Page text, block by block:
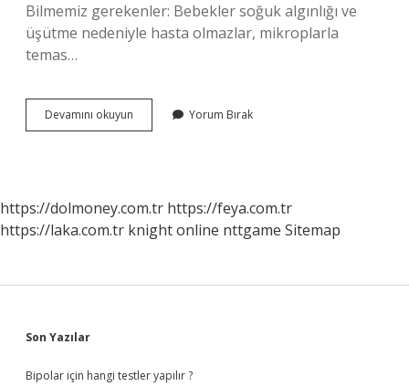
Bilmemiz gerekenler: Bebekler soğuk algınlığı ve
üşütme nedeniyle hasta olmazlar, mikroplarla
temas…
Devamını okuyun
Bebek
Yorum Bırak
https://dolmoney.com.tr https://feya.com.tr
https://laka.com.tr knight online nttgame Sitemap
Sidebar
Son Yazılar
Bipolar için hangi testler yapılır ?